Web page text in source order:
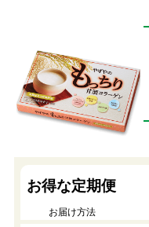
お得な定期便
お届け方法